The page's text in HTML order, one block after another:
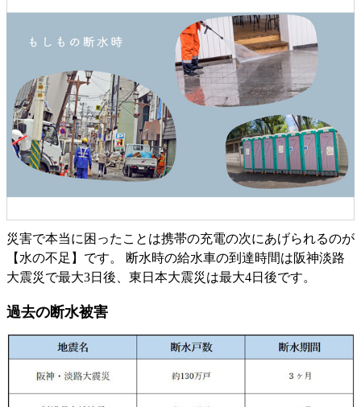
災害で本当に困ったことは携帯の充電の次にあげられるのが
【水の不足】です。 断水時の給水車の到達時間は阪神淡路
大震災で最大3日後、東日本大震災は最大4日後です。
過去の断水被害